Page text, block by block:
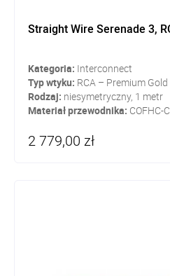
Straight Wire Serenade 3,
Kategoria: Interconnect
Typ wtyku: RCA – Premium Gold
Rodzaj: niesymetryczny, 1 metr
Materiał przewodnika: COFHC-
2 779,00 zł